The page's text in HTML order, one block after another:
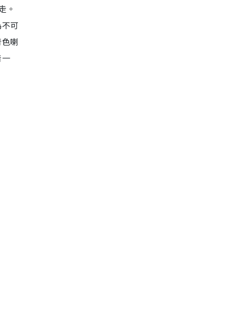
。
可
喇